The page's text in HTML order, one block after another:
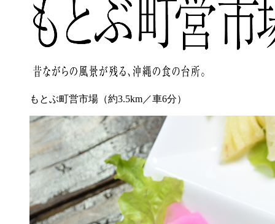
もとぶ町営市場（約3.5km／車6分）